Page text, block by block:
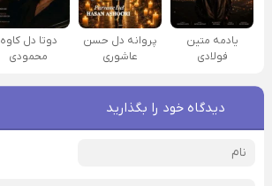
یادمه متین
فولادی
پروانه دل حسن
عاشوری
دوتا دل کاوه
محمودی
دیدگاه خود را بگذارید